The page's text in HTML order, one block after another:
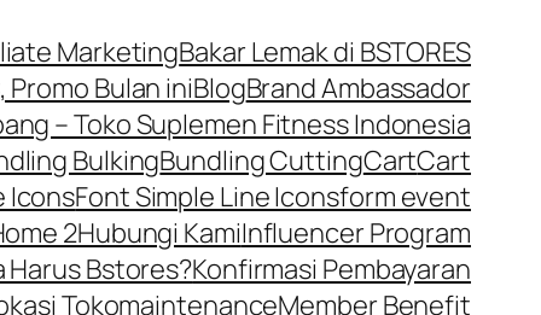
MarketingBakar Lemak di BSTORES
Promo Bulan iniBlogBrand Ambassador
– Toko Suplemen Fitness Indonesia
BulkingBundling CuttingCartCart
IconsFont Simple Line Iconsform event
2Hubungi KamiInfluencer Program
Harus Bstores?Konfirmasi Pembayaran
TokomaintenanceMember Benefit